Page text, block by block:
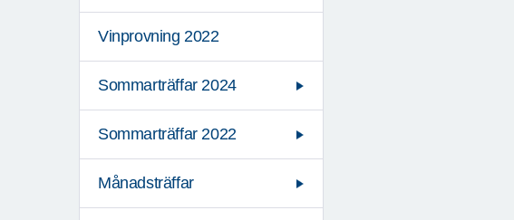
Vinprovning 2022
Sommarträffar 2024
Sommarträffar 2022
Månadsträffar